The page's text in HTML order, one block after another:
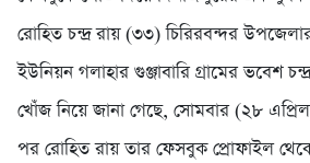
রোহিত চন্দ্র রায় (৩৩) চিরিরবন্দর
ইউনিয়ন গলাহার গুঞ্জাবারি গ্রামের ভবেশ
খোঁজ নিয়ে জানা গেছে, সোমবার (২৮
পর রোহিত রায় তার ফেসবুক প্রোফাইল